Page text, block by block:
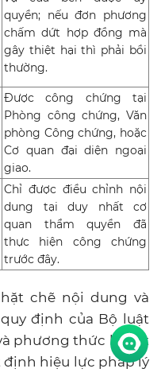
quyền; nếu đơn phương
chấm dứt hợp đồng mà
gây thiệt hại thì phải bồi
thường.
Được công chứng tại
Phòng công chứng, Văn
phòng Công chứng, hoặc
Cơ quan đại diện ngoại
giao.
Chỉ được điều chỉnh nội
dung tại duy nhất cơ
quan thẩm quyền đã
thực hiện công chứng
trước đây.
chẽ nội dung và
định của Bộ luật
phương thức ký kết
định hiệu lực pháp lý